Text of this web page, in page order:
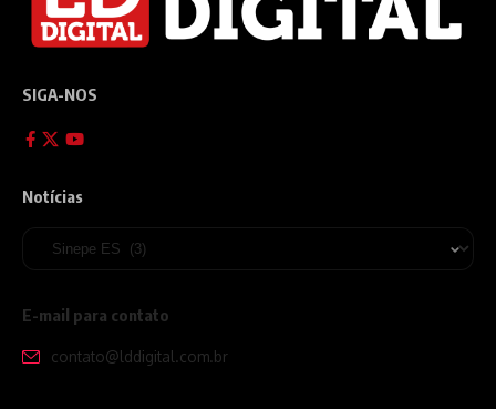
SIGA-NOS
Notícias
E-mail para contato
contato@lddigital.com.br